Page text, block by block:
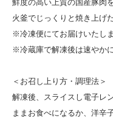
鮮度の高い上質の国産豚肉
火釜でじっくりと焼き上げ
※冷凍便にてお届けいたしま
※冷蔵庫で解凍後は速やか
＜お召し上り方・調理法＞
解凍後、スライスし電子レ
ままお食べになるか、洋辛